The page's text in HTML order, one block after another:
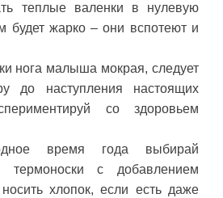
теплые валенки в нулевую
будет жарко – они вспотеют и
нога малыша мокрая, следует
до наступления настоящих
со здоровьем
время года выбирай
термоноски с добавлением
хлопок, если есть даже